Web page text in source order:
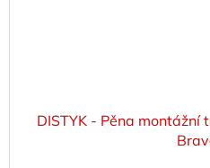
DISTYK - Pěna